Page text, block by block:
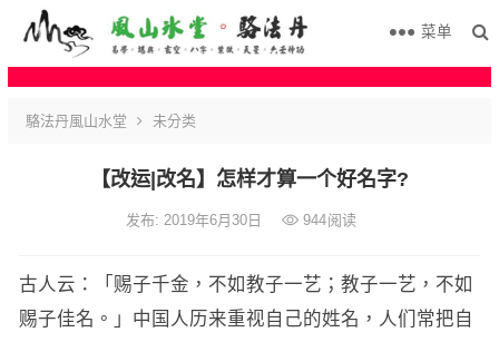
菜单
駱法丹風山水堂 未分类
【改运|改名】怎样才算一个好名字?
发布: 2019年6月30日 944阅读
古人云：「赐子千金，不如教子一艺；教子一艺，不如
赐子佳名。」中国人历来重视自己的姓名，人们常把自